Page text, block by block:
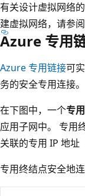
有关设计虚拟网络
建虚拟网络，请参阅
Azure 专用
Azure 专用链接可
务的安全专用连接。
在下图中，一个专
应用子网中。 专用
关联的专用 IP 地址
专用终结点安全地